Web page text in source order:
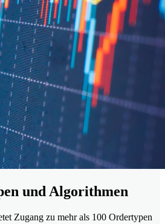
und Algorithmen
Zugang zu mehr als 100 Ordertypen